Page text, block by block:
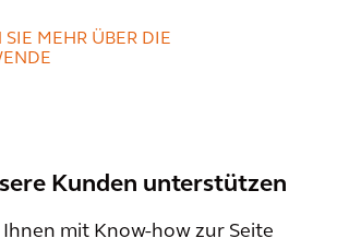
SIE MEHR ÜBER DIE
Kunden unterstützen
mit Know-how zur Seite